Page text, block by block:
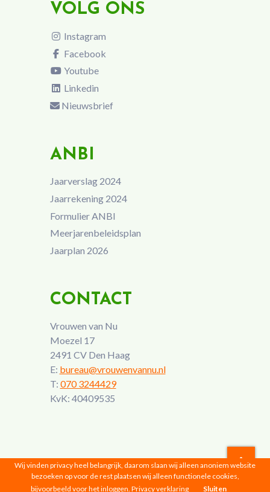
VOLG ONS
Instagram
Facebook
Youtube
Linkedin
Nieuwsbrief
ANBI
Jaarverslag 2024
Jaarrekening 2024
Formulier ANBI
Meerjarenbeleidsplan
Jaarplan 2026
CONTACT
Vrouwen van Nu
Moezel 17
2491 CV Den Haag
E: bureau@vrouwenvannu.nl
T: 070 3244429
KvK: 40409535
Vrouwen van Nu © 2026 |Privacyverklaring
Wij vinden privacy heel belangrijk, daarom slaan wij alleen anoniem website
bezoeken op voor de rest plaatsen wij alleen functionele cookies,
bijvoorbeeld voor het inloggen. Privacy verklaring Sluiten